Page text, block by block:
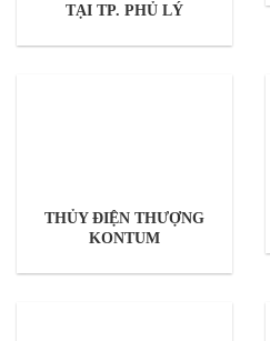
TẠI TP. PHỦ LÝ
THỦY ĐIỆN THƯỢNG
KONTUM